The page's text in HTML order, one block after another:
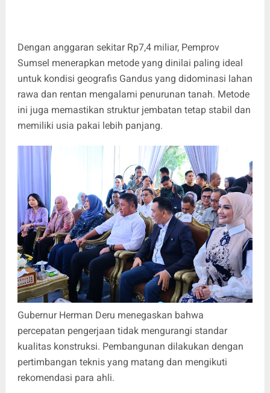
Dengan anggaran sekitar Rp7,4 miliar, Pemprov
Sumsel menerapkan metode yang dinilai paling ideal
untuk kondisi geografis Gandus yang didominasi lahan
rawa dan rentan mengalami penurunan tanah. Metode
ini juga memastikan struktur jembatan tetap stabil dan
memiliki usia pakai lebih panjang.
Gubernur Herman Deru menegaskan bahwa
percepatan pengerjaan tidak mengurangi standar
kualitas konstruksi. Pembangunan dilakukan dengan
pertimbangan teknis yang matang dan mengikuti
rekomendasi para ahli.